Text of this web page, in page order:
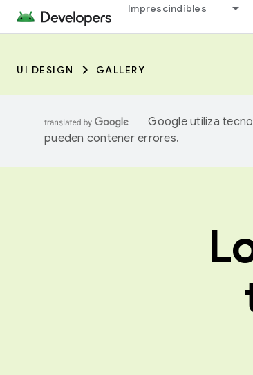
Imprescindibles
UI DESIGN GALLERY
Google utiliza
pueden contener errores.